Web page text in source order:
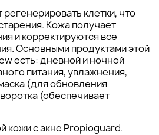
клетки, что
Кожа получает
и корректируются все
Основными продуктами этой
есть: дневной и ночной
питания, увлажнения,
(для обновления
(обеспечивает
кожи с акне Propioguard.